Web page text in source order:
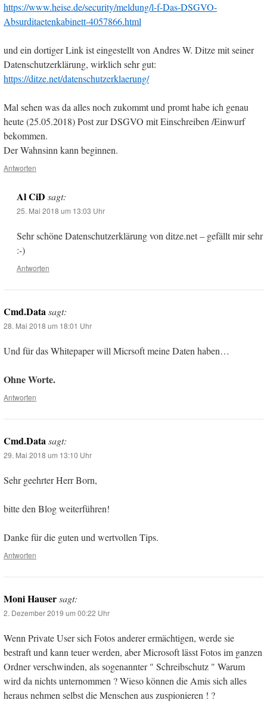
https://www.heise.de/security/meldung/l-f-Das-DSGVO-
Absurditaetenkabinett-4057866.html
und ein dortiger Link ist eingestellt von Andres W. Ditze mit seiner
Datenschutzerklärung, wirklich sehr gut:
https://ditze.net/datenschutzerklaerung/
Mal sehen was da alles noch zukommt und promt habe ich genau
heute (25.05.2018) Post zur DSGVO mit Einschreiben /Einwurf
bekommen.
Der Wahnsinn kann beginnen.
Antworten
Al CiD sagt:
25. Mai 2018 um 13:03 Uhr
Sehr schöne Datenschutzerklärung von ditze.net – gefällt mir sehr
:-)
Antworten
Cmd.Datasagt:
28. Mai 2018 um 18:01 Uhr
Und für das Whitepaper will Micrsoft meine Daten haben…
Ohne Worte.
Antworten
Cmd.Datasagt:
29. Mai 2018 um 13:10 Uhr
Sehr geehrter Herr Born,
bitte den Blog weiterführen!
Danke für die guten und wertvollen Tips.
Antworten
Moni Hausersagt:
2. Dezember 2019 um 00:22 Uhr
Wenn Private User sich Fotos anderer ermächtigen, werde sie
bestraft und kann teuer werden, aber Microsoft lässt Fotos im ganzen
Ordner verschwinden, als sogenannter " Schreibschutz " Warum
wird da nichts unternommen ? Wieso können die Amis sich alles
heraus nehmen selbst die Menschen aus zuspionieren ! ?